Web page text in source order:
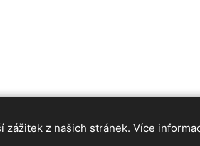
zážitek z našich stránek. Více